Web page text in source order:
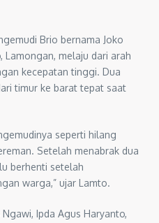
Brio bernama Joko
Lamongan, melaju dari arah
kecepatan tinggi. Dua
timur ke barat tepat saat
seperti hilang
Setelah menabrak dua
berhenti setelah
warga,” ujar Lamto.
Ipda Agus Haryanto,